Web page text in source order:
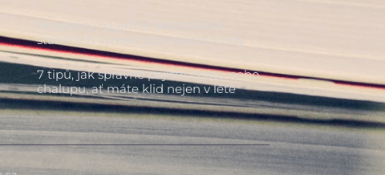
Bezpečný nájemce jako základ
stabilních výnosů pro realitní fondy
7 tipů, jak správně pojistit chatu nebo
chalupu, ať máte klid nejen v létě